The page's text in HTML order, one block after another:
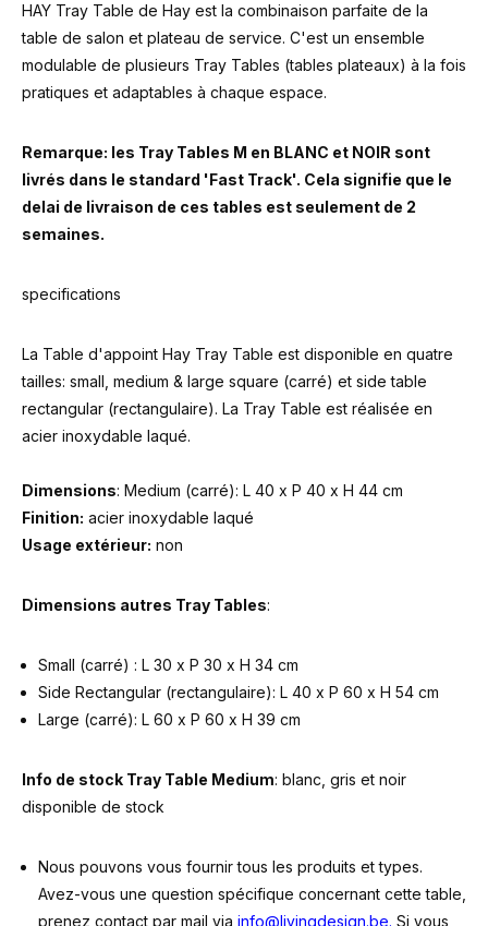
HAY Tray Table de Hay est la combinaison parfaite de la
table de salon et plateau de service. C'est un ensemble
modulable de plusieurs Tray Tables (tables plateaux) à la fois
pratiques et adaptables à chaque espace.
Remarque: les Tray Tables M en BLANC et NOIR sont
livrés dans le standard 'Fast Track'. Cela signifie que le
delai de livraison de ces tables est seulement de 2
semaines.
specifications
La Table d'appoint Hay Tray Table est disponible en quatre
tailles: small, medium & large square (carré) et side table
rectangular (rectangulaire). La Tray Table est réalisée en
acier inoxydable laqué.
Dimensions: Medium (carré): L 40 x P 40 x H 44 cm
Finition: acier inoxydable laqué
Usage extérieur: non
Dimensions autres Tray Tables:
Small (carré) : L 30 x P 30 x H 34 cm
Side Rectangular (rectangulaire): L 40 x P 60 x H 54 cm
Large (carré): L 60 x P 60 x H 39 cm
Info de stock Tray Table Medium: blanc, gris et noir
disponible de stock
Nous pouvons vous fournir tous les produits et types.
Avez-vous une question spécifique concernant cette table,
prenez contact par mail via info@livingdesign.be. Si vous